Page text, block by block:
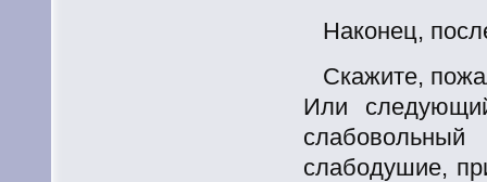
Наконец,
Скажите,
Или
слабодушие,